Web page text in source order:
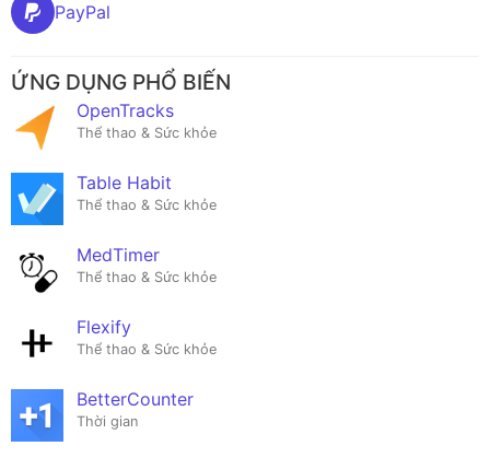
PayPal
ỨNG DỤNG PHỔ BIẾN
OpenTracks
Thể thao & Sức khỏe
Table Habit
Thể thao & Sức khỏe
MedTimer
Thể thao & Sức khỏe
Flexify
Thể thao & Sức khỏe
BetterCounter
Thời gian